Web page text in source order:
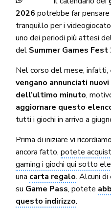
2026 potrebbe far
tranquillo per i
uno dei periodi più attesi
delSummer Games Fest
Nel corso del mese, infatti,
vengano annunciati
dell’ultimo minuto,
aggiornare questo
tutti i giochi in arrivo a
Prima di iniziare vi
ancora fatto, potete
gaming i giochi qui sotto
una carta regalo. Alcuni di
su Game Pass, potete
questo indirizzo.